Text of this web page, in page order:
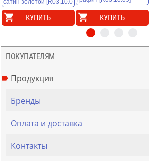
КУПИТЬ КУПИТЬ
ПОКУПАТЕЛЯМ
Продукция
Бренды
Оплата и доставка
Контакты